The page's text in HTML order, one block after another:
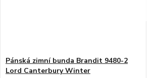
Pánská zimní bunda Brandit 9480-2
Lord Canterbury Winter